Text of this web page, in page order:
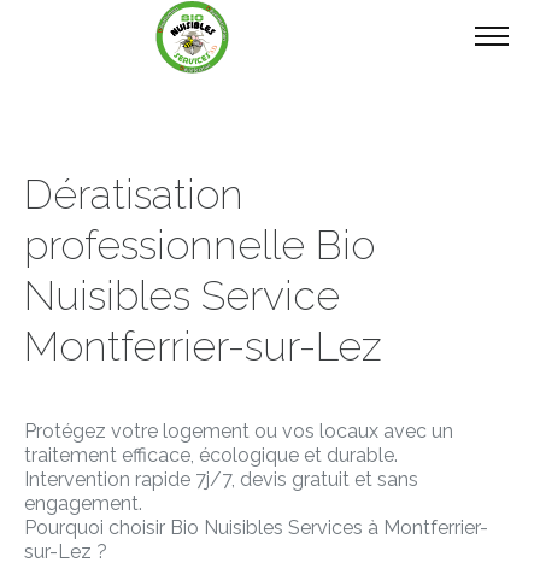
Dératisation
professionnelle Bio
Nuisibles Service
Montferrier-sur-Lez
Protégez votre logement ou vos locaux avec un
traitement efficace, écologique et durable.
Intervention rapide 7j/7, devis gratuit et sans
engagement.
Pourquoi choisir Bio Nuisibles Services à Montferrier-
sur-Lez ?